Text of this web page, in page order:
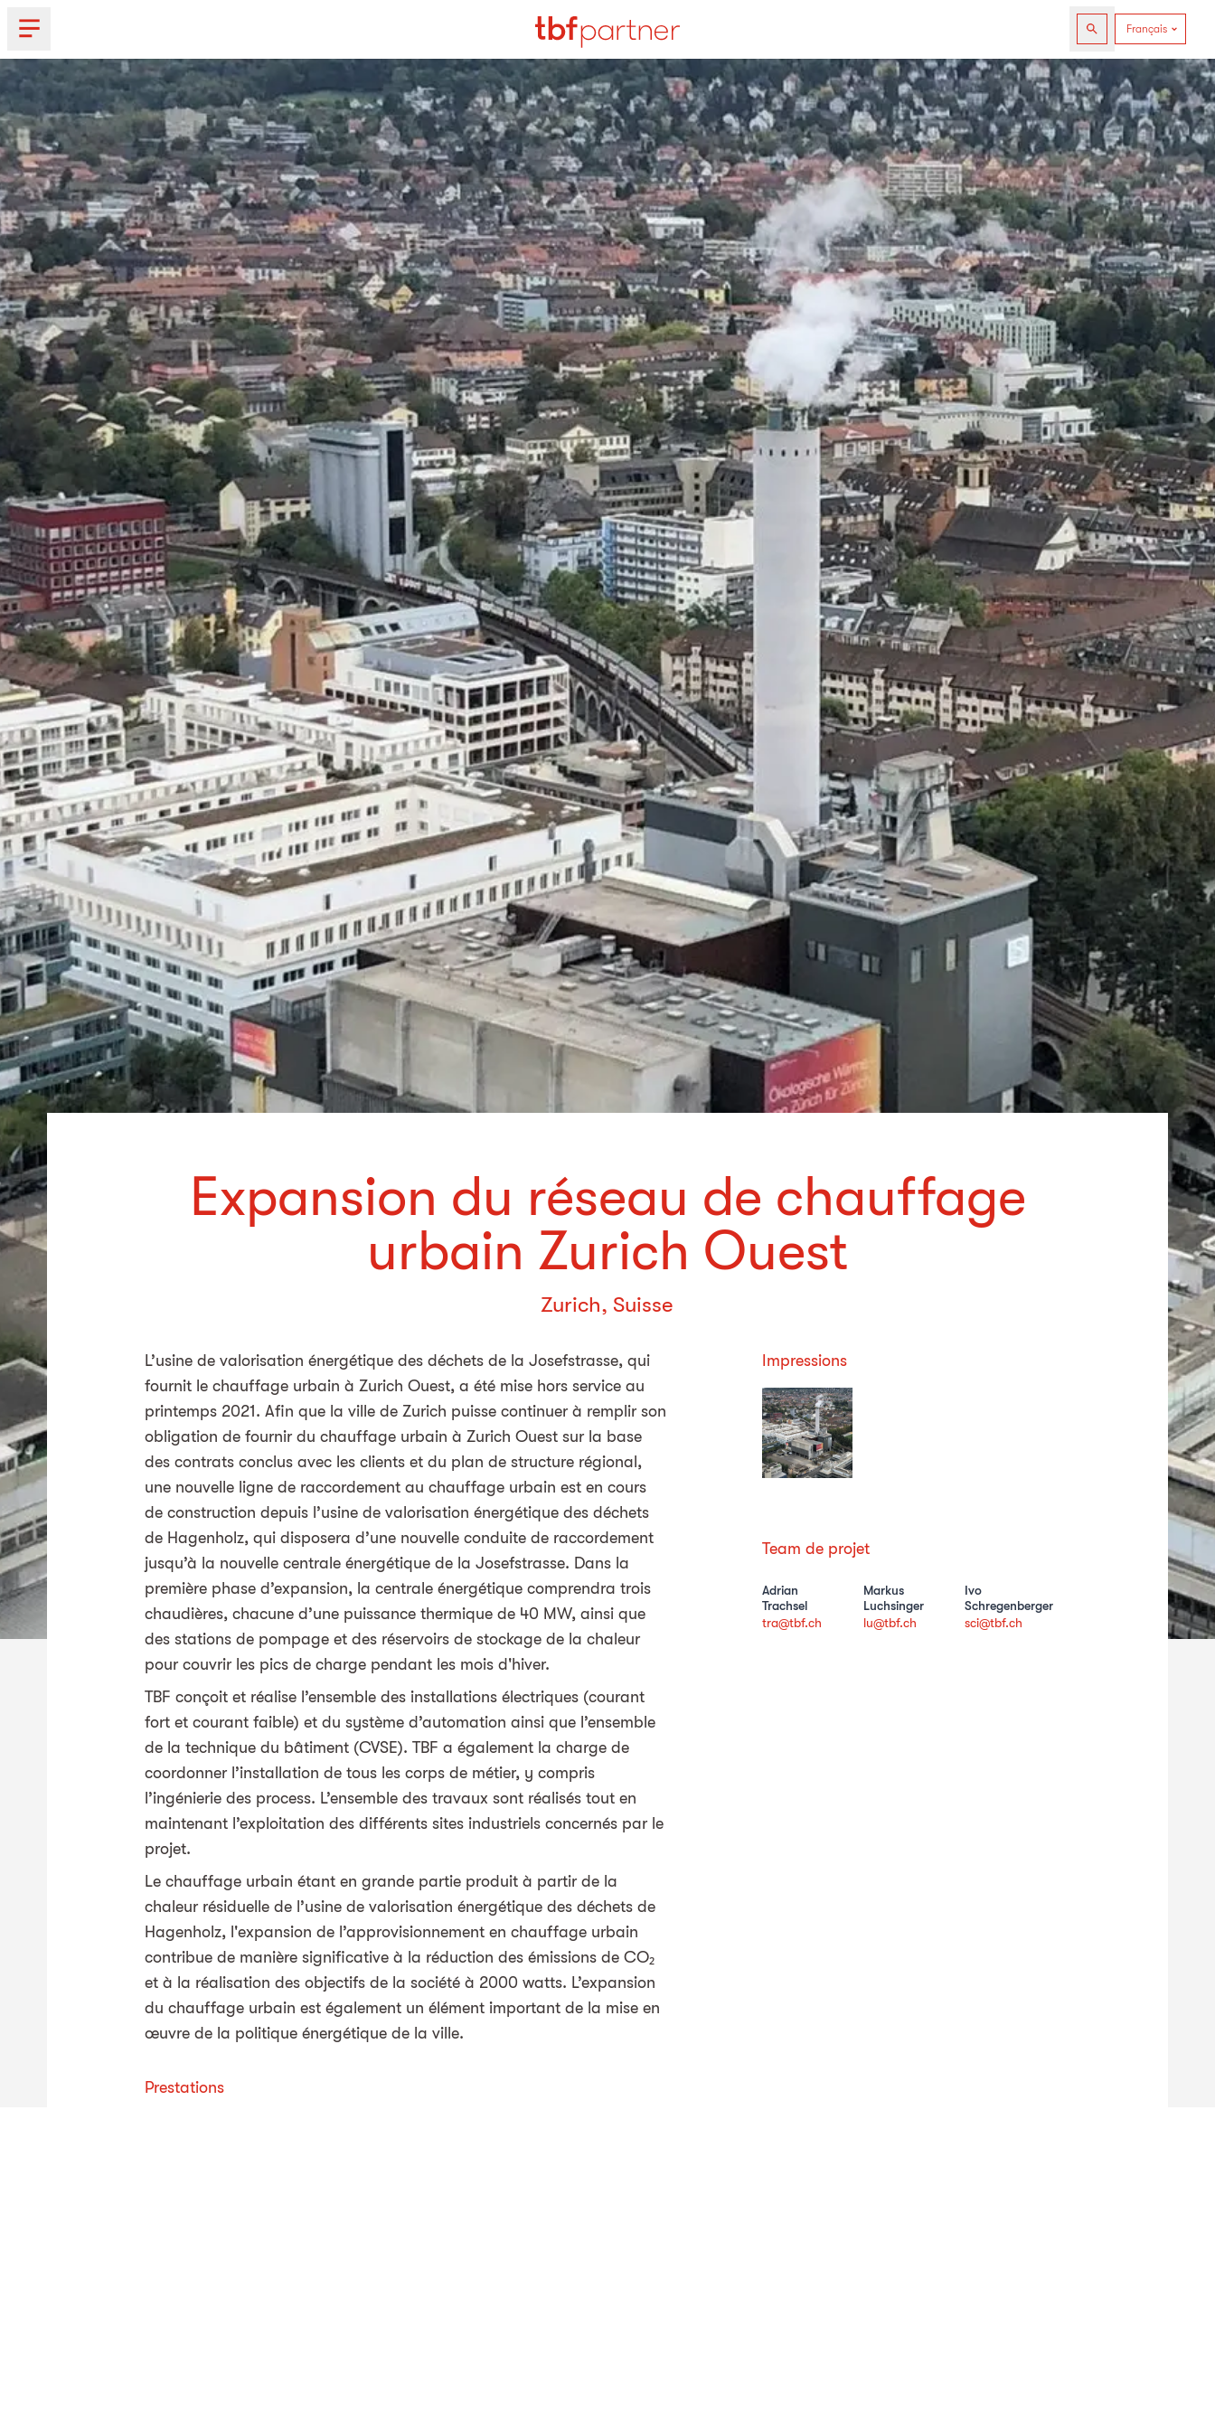
Expansion du réseau de chauffage
urbain Zurich Ouest
Zurich, Suisse
L’usine de valorisation énergétique des déchets de la Josefstrasse, qui
fournit le chauffage urbain à Zurich Ouest, a été mise hors service au
printemps 2021. Afin que la ville de Zurich puisse continuer à remplir son
obligation de fournir du chauffage urbain à Zurich Ouest sur la base
des contrats conclus avec les clients et du plan de structure régional,
une nouvelle ligne de raccordement au chauffage urbain est en cours
de construction depuis l’usine de valorisation énergétique des déchets
de Hagenholz, qui disposera d’une nouvelle conduite de raccordement
jusqu’à la nouvelle centrale énergétique de la Josefstrasse. Dans la
première phase d’expansion, la centrale énergétique comprendra trois
chaudières, chacune d’une puissance thermique de 40 MW, ainsi que
des stations de pompage et des réservoirs de stockage de la chaleur
pour couvrir les pics de charge pendant les mois d'hiver.
TBF conçoit et réalise l’en­semble des ins­tal­la­tions élec­triques (cou­rant
fort et cou­rant faible) et du sys­tème d’au­to­ma­tion ain­si que l’en­semble
de la tech­nique du bâ­ti­ment (CVSE). TBF a également la charge de
coordonner l’installation de tous les corps de métier, y compris
l’ingénierie des process. L’ensemble des travaux sont réalisés tout en
maintenant l’exploitation des différents sites industriels concernés par le
projet.
Le chauffage urbain étant en grande partie produit à partir de la
chaleur résiduelle de l’usine de valorisation énergétique des déchets de
Hagenholz, l'expansion de l’approvisionnement en chauffage urbain
contribue de manière significative à la réduction des émissions de CO₂
et à la réalisation des objectifs de la société à 2000 watts. L’expansion
du chauffage urbain est également un élément important de la mise en
œuvre de la politique énergétique de la ville.
Prestations
Impressions
Team de projet
Adrian
Trachsel
tra@tbf.ch
Markus
Luchsinger
lu@tbf.ch
Ivo
Schregenberger
sci@tbf.ch